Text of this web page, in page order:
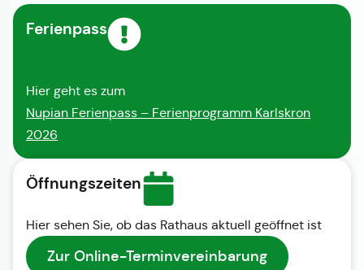
Ferienpass
Hier geht es zum
Nupian Ferienpass – Ferienprogramm Karlskron
2026
Öffnungszeiten
Hier sehen Sie, ob das Rathaus aktuell geöffnet ist
Zur Online-Terminvereinbarung